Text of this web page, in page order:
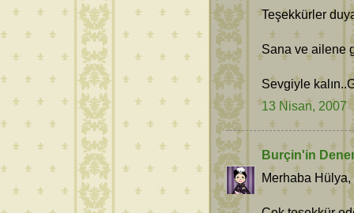
Teşekkürler
Sana ve ailene
Sevgiyle
13 Nisan, 2007
Burçin'in
Merhaba Hülya,